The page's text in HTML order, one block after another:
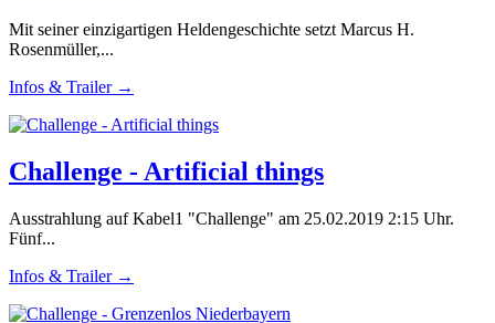
Mit seiner einzigartigen Heldengeschichte setzt Marcus H.
Rosenmüller,...
Infos & Trailer →
Challenge - Artificial things
Ausstrahlung auf Kabel1 "Challenge" am 25.02.2019 2:15 Uhr.
Fünf...
Infos & Trailer →